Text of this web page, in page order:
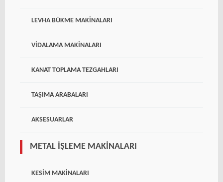
LEVHA BÜKME MAKINALARI
VIDALAMA MAKINALARI
KANAT TOPLAMA TEZGAHLARI
TAŞIMA ARABALARI
AKSESUARLAR
METAL İŞLEME MAKINALARI
KESIM MAKINALARI